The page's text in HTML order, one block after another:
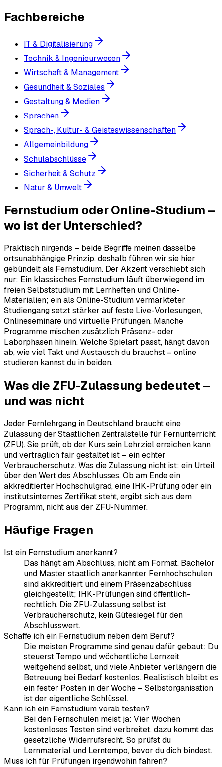
Fachbereiche
IT & Digitalisierung
Technik & Ingenieurwesen
Wirtschaft & Management
Gesundheit & Soziales
Gestaltung & Medien
Sprachen
Sprach-, Kultur- & Geisteswissenschaften
Allgemeinbildung
Schulabschlüsse
Sicherheit & Schutz
Natur & Umwelt
Fernstudium oder Online-Studium –
wo ist der Unterschied?
Praktisch nirgends – beide Begriffe meinen dasselbe
ortsunabhängige Prinzip, deshalb führen wir sie hier
gebündelt als Fernstudium. Der Akzent verschiebt sich
nur: Ein klassisches Fernstudium läuft überwiegend im
freien Selbststudium mit Lernheften und Online-
Materialien; ein als Online-Studium vermarkteter
Studiengang setzt stärker auf feste Live-Vorlesungen,
Onlineseminare und virtuelle Prüfungen. Manche
Programme mischen zusätzlich Präsenz- oder
Laborphasen hinein. Welche Spielart passt, hängt davon
ab, wie viel Takt und Austausch du brauchst – online
studieren kannst du in beiden.
Was die ZFU-Zulassung bedeutet –
und was nicht
Jeder Fernlehrgang in Deutschland braucht eine
Zulassung der Staatlichen Zentralstelle für Fernunterricht
(ZFU). Sie prüft, ob der Kurs sein Lehrziel erreichen kann
und vertraglich fair gestaltet ist – ein echter
Verbraucherschutz. Was die Zulassung nicht ist: ein Urteil
über den Wert des Abschlusses. Ob am Ende ein
akkreditierter Hochschulgrad, eine IHK-Prüfung oder ein
institutsinternes Zertifikat steht, ergibt sich aus dem
Programm, nicht aus der ZFU-Nummer.
Häufige Fragen
Ist ein Fernstudium anerkannt?
Das hängt am Abschluss, nicht am Format. Bachelor
und Master staatlich anerkannter Fernhochschulen
sind akkreditiert und einem Präsenzabschluss
gleichgestellt; IHK-Prüfungen sind öffentlich-
rechtlich. Die ZFU-Zulassung selbst ist
Verbraucherschutz, kein Gütesiegel für den
Abschlusswert.
Schaffe ich ein Fernstudium neben dem Beruf?
Die meisten Programme sind genau dafür gebaut: Du
steuerst Tempo und wöchentliche Lernzeit
weitgehend selbst, und viele Anbieter verlängern die
Betreuung bei Bedarf kostenlos. Realistisch bleibt es
ein fester Posten in der Woche – Selbstorganisation
ist der eigentliche Schlüssel.
Kann ich ein Fernstudium vorab testen?
Bei den Fernschulen meist ja: Vier Wochen
kostenloses Testen sind verbreitet, dazu kommt das
gesetzliche Widerrufsrecht. So prüfst du
Lernmaterial und Lerntempo, bevor du dich bindest.
Muss ich für Prüfungen irgendwohin fahren?